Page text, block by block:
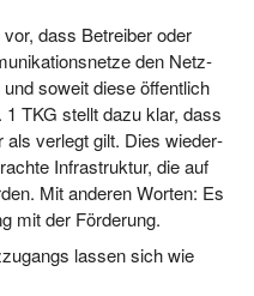
dass Betrei­ber oder
den Netz­
soweit die­se öffent­lich
TKG stellt dazu klar, dass
als ver­legt gilt. Dies wie­der­
Infra­struk­tur, die auf
Mit ande­ren Wor­ten: Es
mit der Förderung.
las­sen sich wie